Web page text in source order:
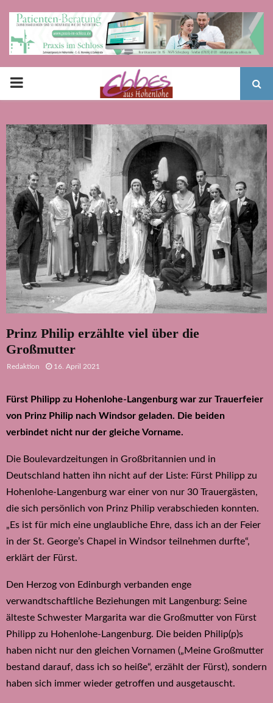
PRIMARY
Prinz Philip erzählte viel über die
Großmutter
Redaktion 16. April 2021
Fürst Philipp zu Hohenlohe-Langenburg war zur Trauerfeier
von Prinz Philip nach Windsor geladen. Die beiden
verbindet nicht nur der gleiche Vorname.
Die Boulevardzeitungen in Großbritannien und in
Deutschland hatten ihn nicht auf der Liste: Fürst Philipp zu
Hohenlohe-Langenburg war einer von nur 30 Trauergästen,
die sich persönlich von Prinz Philip verabschieden konnten.
„Es ist für mich eine unglaubliche Ehre, dass ich an der Feier
in der St. George’s Chapel in Windsor teilnehmen durfte“,
erklärt der Fürst.
Den Herzog von Edinburgh verbanden enge
verwandtschaftliche Beziehungen mit Langenburg: Seine
älteste Schwester Margarita war die Großmutter von Fürst
Philipp zu Hohenlohe-Langenburg. Die beiden Philip(p)s
haben nicht nur den gleichen Vornamen („Meine Großmutter
bestand darauf, dass ich so heiße“, erzählt der Fürst), sondern
haben sich immer wieder getroffen und ausgetauscht.